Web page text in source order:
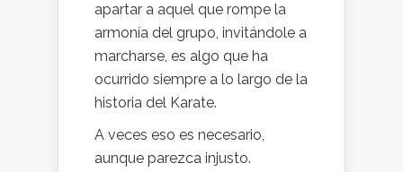
apartar a aquel que rompe la
armonía del grupo, invitándole a
marcharse, es algo que ha
ocurrido siempre a lo largo de la
historia del Karate.
A veces eso es necesario,
aunque parezca injusto.